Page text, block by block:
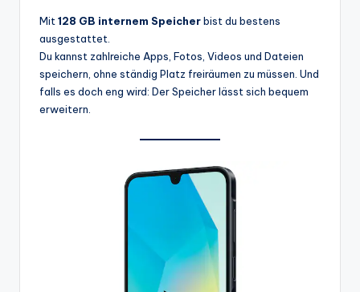
Mit128 GB internem Speicherbist du bestens
ausgestattet.
Du kannst zahlreiche Apps, Fotos, Videos und Dateien
speichern, ohne ständig Platz freiräumen zu müssen. Und
falls es doch eng wird: Der Speicher lässt sich bequem
erweitern.